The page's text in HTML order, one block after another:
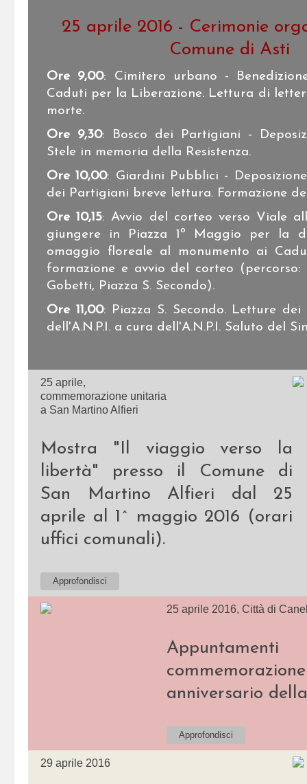
25 aprile 2016 - Cerimonie
Comune di Asti
Ore 9,00: Cimitero urbano -
Caduti per la Liberazione. Lettura di
morte.
Ore 9,30: Bosco dei Partigiani -
Stele in memoria della Resistenza.
Ore 10,00: Giardini Pubblici -
dei Partigiani breve lettura. Formazione
Ore 10,15: Avvio del corteo verso Viale
giungere in Piazza 1º Maggio per la
omaggio floreale al monumento ai
formazione e avvio del corteo (percorso:
Gobetti, Piazza S. Secondo).
Ore 11,00: Piazza S. Secondo. Letture
dell'A.N.P.I. a cura dell'A.N.P.I. Saluto del
25 aprile,
commemorazione unitaria
a San Martino Alfieri
Mostra "Il viaggio verso la
libertà" presso il Comune di
San Martino Alfieri dal 25
aprile al 1^ maggio 2016 (orari
uffici comunali).
Approfondisci
25 aprile 2016, Città di
anniversario
Approfondisci
29 aprile 2016